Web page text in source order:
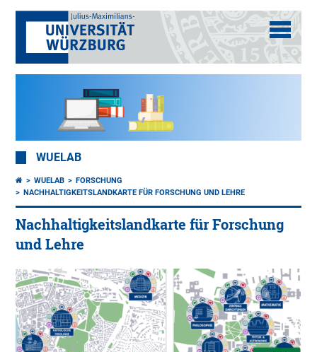
WUELAB
WUELAB
FORSCHUNG
NACHHALTIGKEITSLANDKARTE FÜR FORSCHUNG UND LEHRE
Nachhaltigkeitslandkarte für Forschung
und Lehre